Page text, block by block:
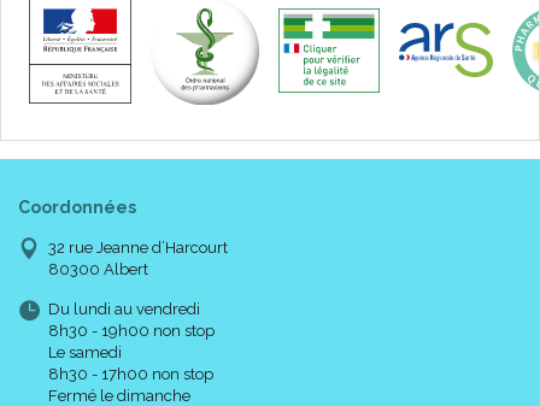
Coordonnées
32 rue Jeanne d’Harcourt
80300 Albert
Du lundi au vendredi
8h30 - 19h00 non stop
Le samedi
8h30 - 17h00 non stop
Fermé le dimanche